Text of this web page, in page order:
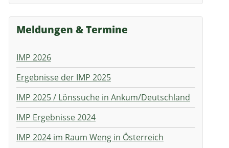
Meldungen & Termine
IMP 2026
Ergebnisse der IMP 2025
IMP 2025 / Lönssuche in Ankum/Deutschland
IMP Ergebnisse 2024
IMP 2024 im Raum Weng in Österreich